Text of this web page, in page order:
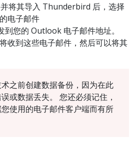
将其导入 Thunderbird 后，选择
电子邮件
到您的 Outlook 电子邮件地址。
收到这些电子邮件，然后可以将其
之前创建数据备份，因为在此
或数据丢失。 您还必须记住，
使用的电子邮件客户端而有所